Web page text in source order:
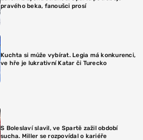
pravého beka, fanoušci prosí
Kuchta si může vybírat. Legia má konkurenci,
ve hře je lukrativní Katar či Turecko
S Boleslaví slavil, ve Spartě zažil období
sucha. Miller se rozpovídal o kariéře